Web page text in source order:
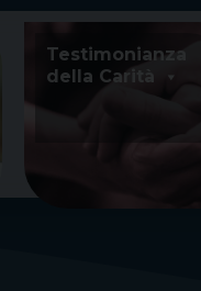
Testimonianza
della Carità